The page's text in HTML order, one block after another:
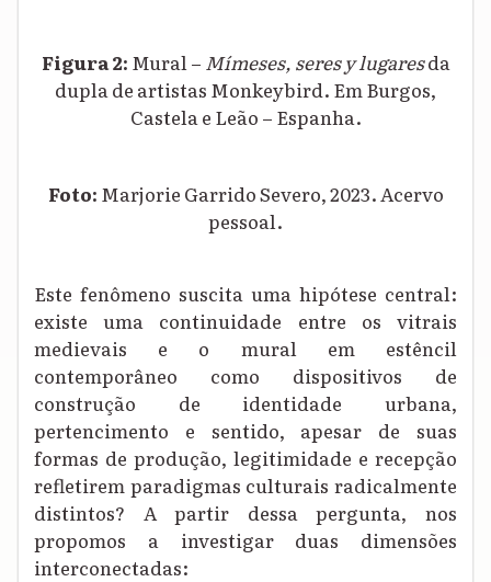
Figura 2: Mural – Mímeses, seres y lugaresda
dupla de artistas Monkeybird. Em Burgos,
Castela e Leão – Espanha.
Foto: Marjorie Garrido Severo, 2023. Acervo
pessoal.
Este fenômeno suscita uma hipótese central:
existe uma continuidade entre os vitrais
medievais e o mural em estêncil
contemporâneo como dispositivos de
construção de identidade urbana,
pertencimento e sentido, apesar de suas
formas de produção, legitimidade e recepção
refletirem paradigmas culturais radicalmente
distintos? A partir dessa pergunta, nos
propomos a investigar duas dimensões
interconectadas: